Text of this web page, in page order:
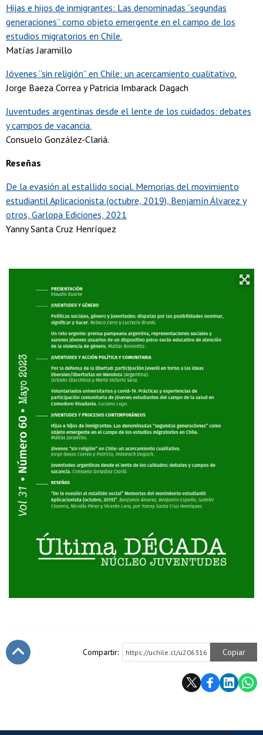
Hijas e hijos de inmigrantes: Las denominadas “segundas
generaciones” como objeto emergente en el campo de los
estudios migratorios en Chile.
Matías Jaramillo
Jóvenes “sin religión” en Chile: un acercamiento cualitativo.
Jorge Baeza Correa y Patricia Imbarack Dagach
Juventudes argentinas desde el lente de los cuidados: debates
y campos de vacancia.
Consuelo González-Clariá.
Reseñas
De la evasión al estallido social. Memorias del movimiento
estudiantil Aplicacionista (octubre, 2019), Benjamín Álvarez y
otros, Garlopa Ediciones, 2021
Yanny Santa Cruz Henríquez
Compartir: https://uchile.cl/u206316 Copiar